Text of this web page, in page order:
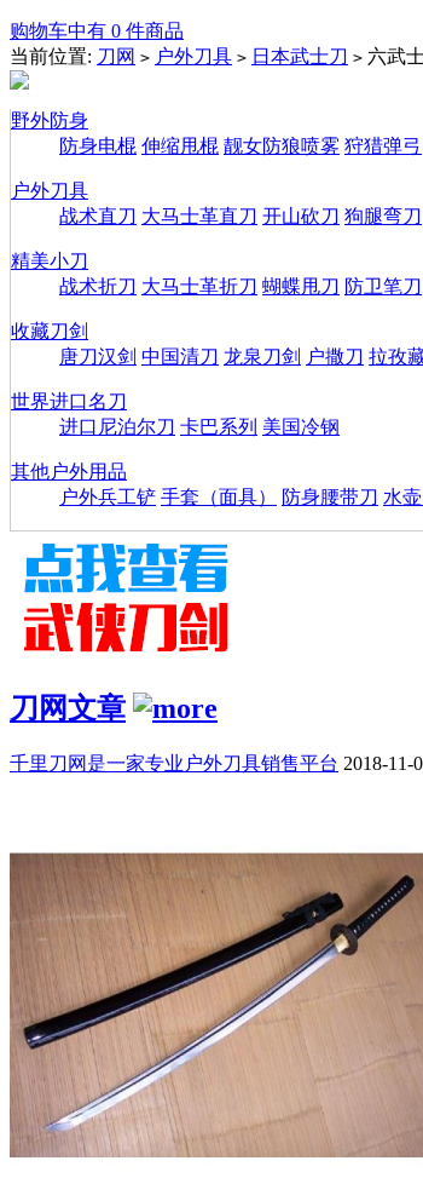
购物车中有 0 件商品
当前位置: 刀网 > 户外刀具 > 日本武士刀 > 六武
野外防身
防身电棍 伸缩甩棍 靓女防狼喷雾 狩猎弹弓
户外刀具
战术直刀 大马士革直刀 开山砍刀 狗腿弯刀
精美小刀
战术折刀 大马士革折刀 蝴蝶甩刀 防卫笔刀
收藏刀剑
唐刀汉剑 中国清刀 龙泉刀剑 户撒刀 拉孜
世界进口名刀
进口尼泊尔刀 卡巴系列 美国冷钢
其他户外用品
户外兵工铲 手套（面具） 防身腰带刀 水
刀网文章
千里刀网是一家专业户外刀具销售平台 2018-11-